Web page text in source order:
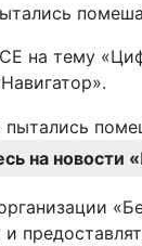
на тему
на новости